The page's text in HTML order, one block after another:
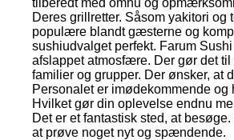
Deres grillretter. Såsom yakitori og
populære blandt gæsterne og
sushiudvalget perfekt. Farum
afslappet atmosfære. Der gør det til
familier og grupper. Der ønsker, at
Personalet er imødekommende
Hvilket gør din oplevelse endnu
Det er et fantastisk sted, at
at prøve noget nyt og spændende.